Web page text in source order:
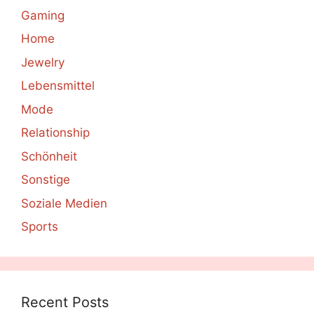
Gaming
Home
Jewelry
Lebensmittel
Mode
Relationship
Schönheit
Sonstige
Soziale Medien
Sports
Recent Posts